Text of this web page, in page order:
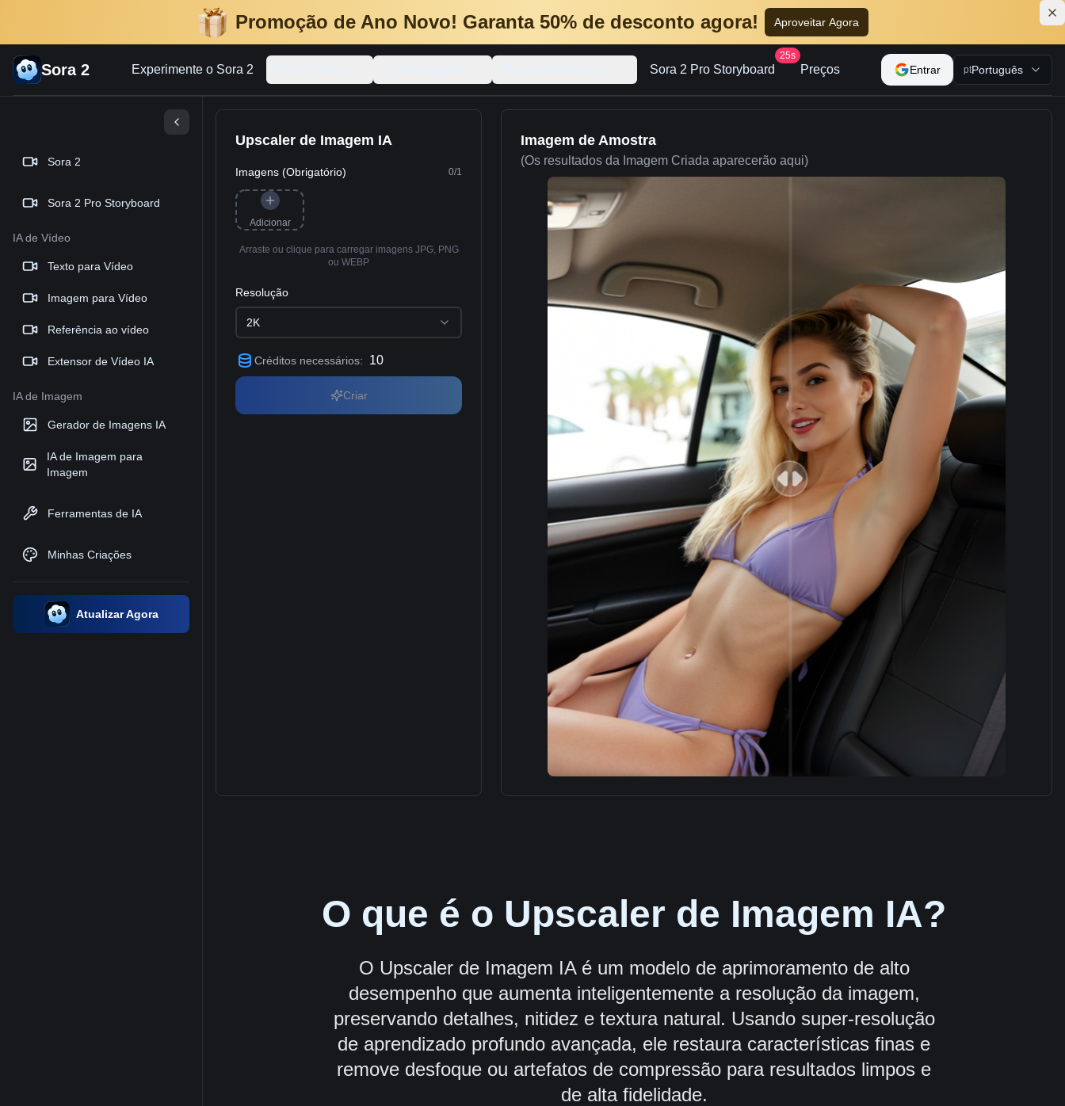
Promoção de Ano Novo! Garanta 50% de desconto agora! Aproveitar Agora
Sora 2 Experimente o Sora 2 Sora 2 Pro Storyboard
25s
Preços Entrar ptPortuguês
Sora 2
Sora 2 Pro Storyboard
IA de Vídeo
Texto para Vídeo
Imagem para Vídeo
Referência ao vídeo
Extensor de Vídeo IA
IA de Imagem
Gerador de Imagens IA
IA de Imagem para
Imagem
Ferramentas de IA
Minhas Criações
Atualizar Agora
Upscaler de Imagem IA
Imagens (Obrigatório) 0/1
Adicionar
Arraste ou clique para carregar imagens JPG, PNG
ou WEBP
Resolução
2K
Créditos necessários: 10
Criar
Imagem de Amostra
(Os resultados da Imagem Criada aparecerão aqui)
O que é o Upscaler de Imagem IA?
O Upscaler de Imagem IA é um modelo de aprimoramento de alto
desempenho que aumenta inteligentemente a resolução da imagem,
preservando detalhes, nitidez e textura natural. Usando super-resolução
de aprendizado profundo avançada, ele restaura características finas e
remove desfoque ou artefatos de compressão para resultados limpos e
de alta fidelidade.